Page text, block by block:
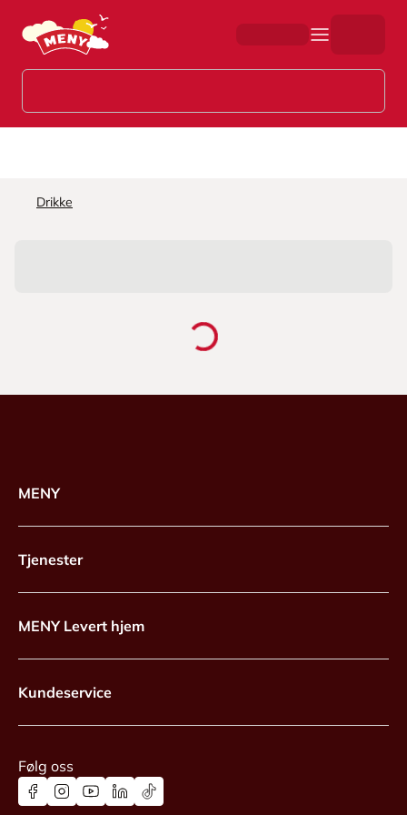
Hopp til hovedinnhold
Drikke
MENY
Tjenester
MENY Levert hjem
Kundeservice
Følg oss